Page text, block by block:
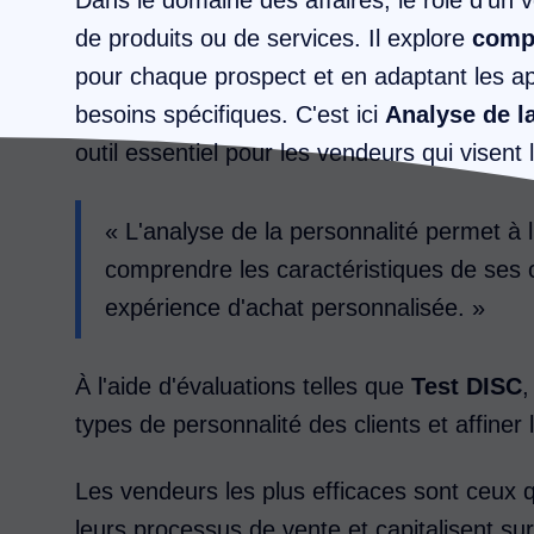
de produits ou de services. Il explore
pour chaque prospect et en adaptant les
besoins spécifiques. C'est ici Analyse de
outil essentiel pour les vendeurs qui visent
« L'analyse de la personnalité permet à
comprendre les caractéristiques de
expérience d'achat personnalisée. »
À l'aide d'évaluations telles queTest DISC
types de personnalité des clients et
Les vendeurs les plus efficaces sont ceux